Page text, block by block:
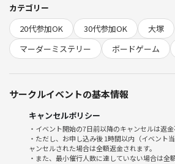
友だちを作るマダミスをしましょう
（マーダーミステリー＆ボードゲーム）
-------------------------------------
〜はじめにお読みください〜
⚠️PITMILから大切なお願い
【来場者同士のミスマッチやギャップがない
私たちのマダミス会は普通のマダミス会と雰
から、大半の方は最初はビックリします。
でも、結局最後にはほとんどの人が二次会に
れます。
カテゴリー
20代参加OK
30代参加OK
大塚
マーダーミステリー
ボードゲーム
サークルイベントの基本情報
キャンセルポリシー
・イベント開始の7日前以降のキャンセルは返金
・ただし、お申し込み後 1時間以内（イベント
ャンセルされた場合は全額返金されます。
・また、最小催行人数に達していない場合は全